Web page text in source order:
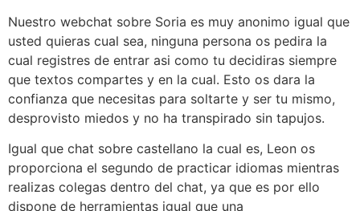
Nuestro webchat sobre Soria es muy anonimo igual que
usted quieras cual sea, ninguna persona os pedira la
cual registres de entrar asi­ como tu decidiras siempre
que textos compartes y en la cual. Esto os dara la
confianza que necesitas para soltarte y ser tu mismo,
desprovisto miedos y no ha transpirado sin tapujos.
Igual que chat sobre castellano la cual es, Leon os
proporciona el segundo de practicar idiomas mientras
realizas colegas dentro del chat, ya que es por ello
dispone de herramientas igual que una